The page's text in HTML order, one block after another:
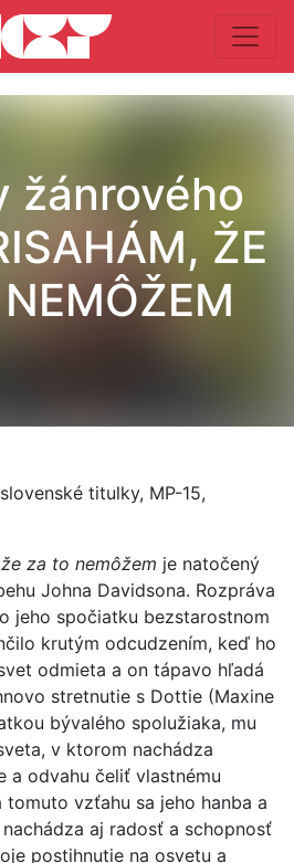
žánrového
ŽE
titulky, MP-15,
za to nemôžem je natočený
Johna Davidsona. Rozpráva
jeho spočiatku bezstarostnom
krutým odcudzením, keď ho
odmieta a on tápavo hľadá
stretnutie s Dottie (Maxine
bývalého spolužiaka, mu
v ktorom nachádza
a odvahu čeliť vlastnému
vzťahu sa jeho hanba a
aj radosť a schopnosť
postihnutie na osvetu a